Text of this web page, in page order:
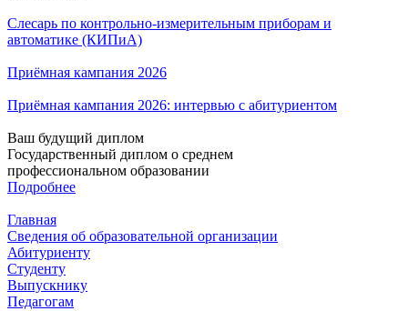
Слесарь по контрольно-измерительным приборам и
автоматике (КИПиА)
Приёмная кампания 2026
Приёмная кампания 2026: интервью с абитуриентом
Ваш будущий диплом
Государственный диплом о среднем
профессиональном образовании
Подробнее
Главная
Сведения об образовательной организации
Абитуриенту
Студенту
Выпускнику
Педагогам